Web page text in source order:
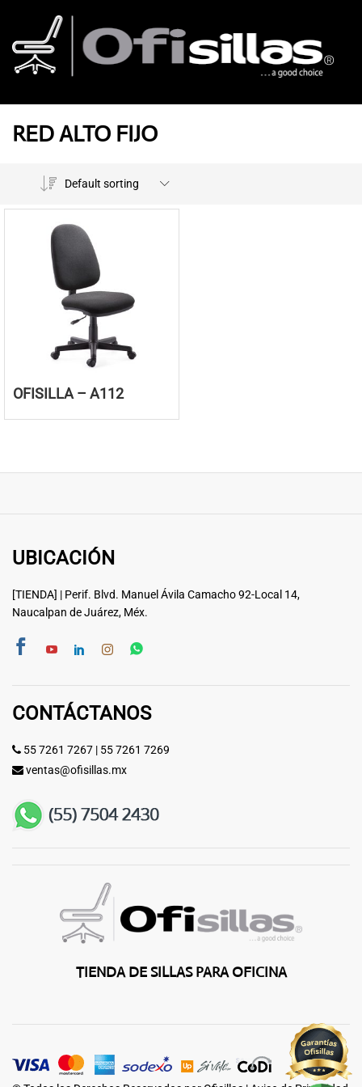
RED ALTO FIJO
Default sorting
OFISILLA – A112
UBICACIÓN
[TIENDA] | Perif. Blvd. Manuel Ávila Camacho 92-Local 14,
Naucalpan de Juárez, Méx.
CONTÁCTANOS
55 7261 7267 | 55 7261 7269
ventas@ofisillas.mx
TIENDA DE SILLAS PARA OFICINA